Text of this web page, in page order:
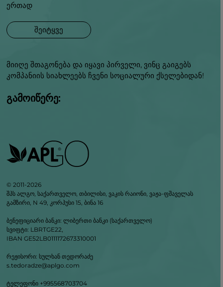
ერთად
შეიტყვე
მიიღე შთაგონება და იყავი პირველი, ვინც გაიგებს
კომპანიის სიახლეებს ჩვენი სოციალური ქსელებიდან!
გამოიწერე:
© 2011-2026
შპს ალგო, საქართველო, თბილისი, ვაკის რაიონი, ვაჟა-ფშაველას
გამზირი, N 49, კორპუსი 15, ბინა 16
ბენეფიციარი ბანკი: ლიბერთი ბანკი (საქართველო)
სვიფტი: LBRTGE22,
IBAN GE52LB0111172673310001
რეჟისორი: სულხან თედორაძე
s.tedoradze@aplgo.com
ტელეფონი +995568703704